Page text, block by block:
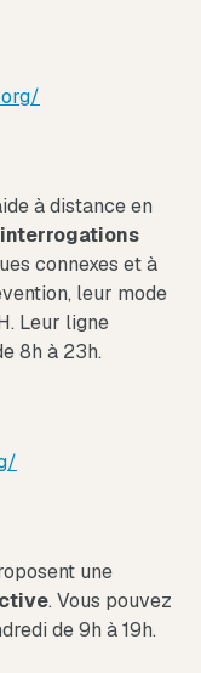
à distance en
interrogations
connexes et à
leur mode
Leur ligne
8h à 23h.
une
. Vous pouvez
de 9h à 19h.